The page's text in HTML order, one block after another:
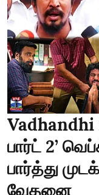
பார்ட் 2’
பார்த்து
வேதனை